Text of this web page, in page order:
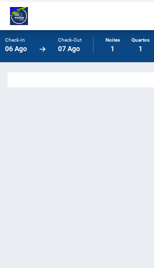
Check-In
06 Ago
Check-Out
07 Ago
Noites
1
Quartos
1